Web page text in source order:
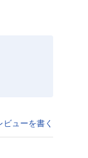
ビューを書く